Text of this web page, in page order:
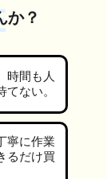
か？
時間も人
ない。
寧に作業
るだけ買